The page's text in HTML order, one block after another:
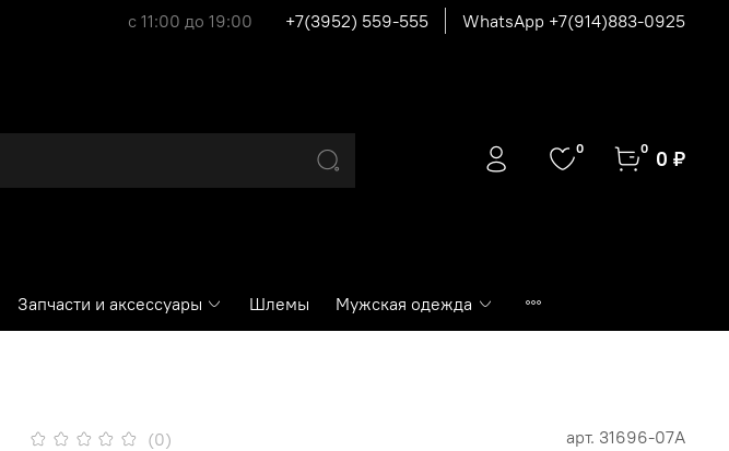
с 11:00 до 19:00 +7(3952) 559-555 WhatsApp +7(914)883-0925
0 0 0 ₽
Запчасти и аксессуары Шлемы Мужская одежда
(0) арт. 31696-07A